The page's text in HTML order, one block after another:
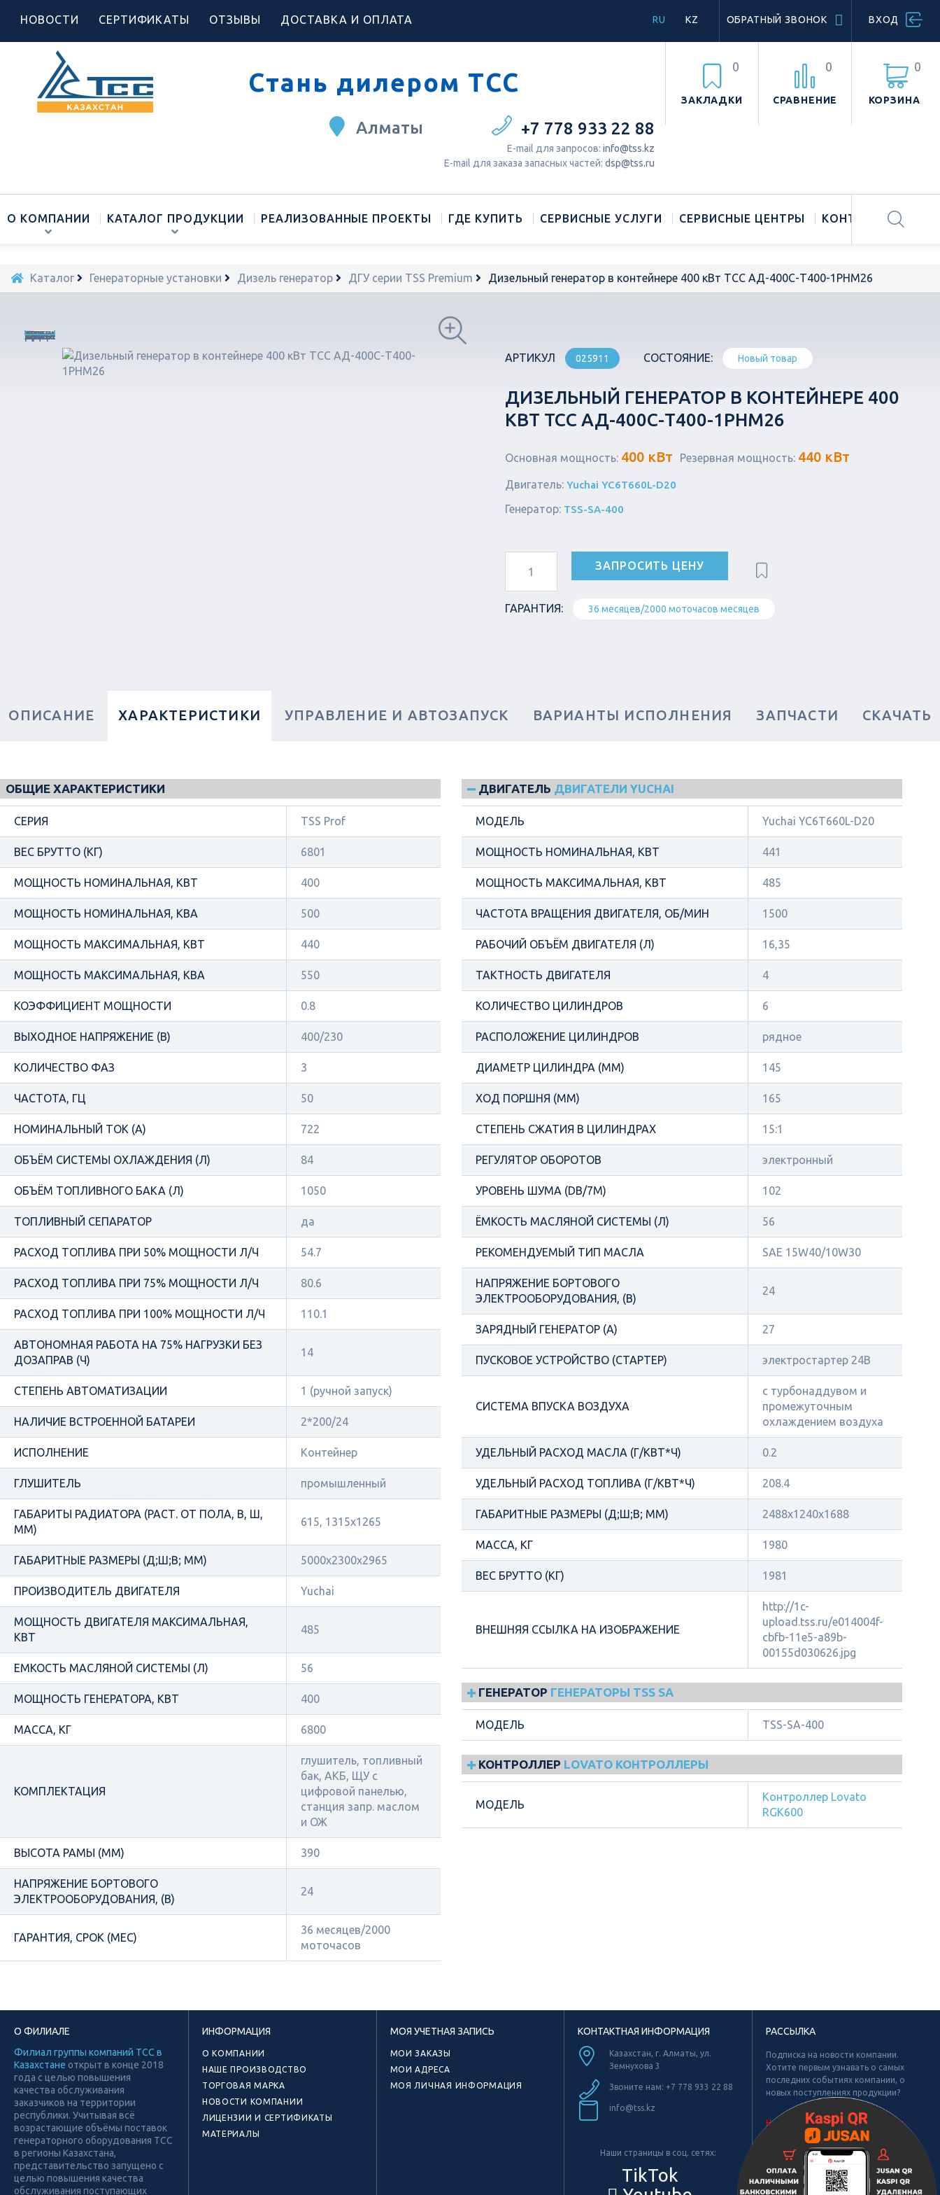
НОВОСТИ СЕРТИФИКАТЫ ОТЗЫВЫ ДОСТАВКА И ОПЛАТА ВХОД
ОБРАТНЫЙ ЗВОНОК
RU KZ
Стань дилером ТСС
КОРЗИНА
0
ЗАКЛАДКИ
0
СРАВНЕНИЕ
0
+7 778 933 22 88
Е-mail для запросов: info@tss.kz
Е-mail для заказа запасных частей: dsp@tss.ru
Алматы
О КОМПАНИИ КАТАЛОГ ПРОДУКЦИИ РЕАЛИЗОВАННЫЕ ПРОЕКТЫ ГДЕ КУПИТЬ СЕРВИСНЫЕ УСЛУГИ СЕРВИСНЫЕ ЦЕНТРЫ КОНТАКТЫ
Каталог Генераторные установки Дизель генератор ДГУ серии TSS Premium Дизельный генератор в контейнере 400 кВт ТСС АД-400С-Т400-1РНМ26
АРТИКУЛ 025911 СОСТОЯНИЕ: Новый товар
ДИЗЕЛЬНЫЙ ГЕНЕРАТОР В КОНТЕЙНЕРЕ 400
КВТ ТСС АД-400С-Т400-1РНМ26
Основная мощность: 400 кВт Резервная мощность: 440 кВт
Двигатель: Yuchai YC6T660L-D20
Генератор: TSS-SA-400
ЗАПРОСИТЬ ЦЕНУ
ГАРАНТИЯ: 36 месяцев/2000 моточасов месяцев
ОПИСАНИЕ ХАРАКТЕРИСТИКИ УПРАВЛЕНИЕ И АВТОЗАПУСК ВАРИАНТЫ ИСПОЛНЕНИЯ ЗАПЧАСТИ СКАЧАТЬ
ОБЩИЕ ХАРАКТЕРИСТИКИ
СЕРИЯ TSS Prof
ВЕС БРУТТО (КГ) 6801
МОЩНОСТЬ НОМИНАЛЬНАЯ, КВТ 400
МОЩНОСТЬ НОМИНАЛЬНАЯ, КВА 500
МОЩНОСТЬ МАКСИМАЛЬНАЯ, КВТ 440
МОЩНОСТЬ МАКСИМАЛЬНАЯ, КВА 550
КОЭФФИЦИЕНТ МОЩНОСТИ 0.8
ВЫХОДНОЕ НАПРЯЖЕНИЕ (В) 400/230
КОЛИЧЕСТВО ФАЗ 3
ЧАСТОТА, ГЦ 50
НОМИНАЛЬНЫЙ ТОК (А) 722
ОБЪЁМ СИСТЕМЫ ОХЛАЖДЕНИЯ (Л) 84
ОБЪЁМ ТОПЛИВНОГО БАКА (Л) 1050
ТОПЛИВНЫЙ СЕПАРАТОР да
РАСХОД ТОПЛИВА ПРИ 50% МОЩНОСТИ Л/Ч 54.7
РАСХОД ТОПЛИВА ПРИ 75% МОЩНОСТИ Л/Ч 80.6
РАСХОД ТОПЛИВА ПРИ 100% МОЩНОСТИ Л/Ч 110.1
АВТОНОМНАЯ РАБОТА НА 75% НАГРУЗКИ БЕЗ
ДОЗАПРАВ (Ч)
14
СТЕПЕНЬ АВТОМАТИЗАЦИИ 1 (ручной запуск)
НАЛИЧИЕ ВСТРОЕННОЙ БАТАРЕИ 2*200/24
ИСПОЛНЕНИЕ Контейнер
ГЛУШИТЕЛЬ промышленный
ГАБАРИТЫ РАДИАТОРА (РАСТ. ОТ ПОЛА, В, Ш,
ММ)
615, 1315х1265
ГАБАРИТНЫЕ РАЗМЕРЫ (Д;Ш;В; ММ) 5000x2300x2965
ПРОИЗВОДИТЕЛЬ ДВИГАТЕЛЯ Yuchai
МОЩНОСТЬ ДВИГАТЕЛЯ МАКСИМАЛЬНАЯ,
КВТ
485
ЕМКОСТЬ МАСЛЯНОЙ СИСТЕМЫ (Л) 56
МОЩНОСТЬ ГЕНЕРАТОРА, КВТ 400
МАССА, КГ 6800
КОМПЛЕКТАЦИЯ
глушитель, топливный
бак, АКБ, ЩУ с
цифровой панелью,
станция запр. маслом
и ОЖ
ВЫСОТА РАМЫ (ММ) 390
НАПРЯЖЕНИЕ БОРТОВОГО
ЭЛЕКТРООБОРУДОВАНИЯ, (В)
24
ГАРАНТИЯ, СРОК (МЕС)
36 месяцев/2000
моточасов
ДВИГАТЕЛЬ ДВИГАТЕЛИ YUCHAI
МОДЕЛЬ Yuchai YC6T660L-D20
МОЩНОСТЬ НОМИНАЛЬНАЯ, КВТ 441
МОЩНОСТЬ МАКСИМАЛЬНАЯ, КВТ 485
ЧАСТОТА ВРАЩЕНИЯ ДВИГАТЕЛЯ, ОБ/МИН 1500
РАБОЧИЙ ОБЪЁМ ДВИГАТЕЛЯ (Л) 16,35
ТАКТНОСТЬ ДВИГАТЕЛЯ 4
КОЛИЧЕСТВО ЦИЛИНДРОВ 6
РАСПОЛОЖЕНИЕ ЦИЛИНДРОВ рядное
ДИАМЕТР ЦИЛИНДРА (ММ) 145
ХОД ПОРШНЯ (ММ) 165
СТЕПЕНЬ СЖАТИЯ В ЦИЛИНДРАХ 15:1
РЕГУЛЯТОР ОБОРОТОВ электронный
УРОВЕНЬ ШУМА (DB/7М) 102
ЁМКОСТЬ МАСЛЯНОЙ СИСТЕМЫ (Л) 56
РЕКОМЕНДУЕМЫЙ ТИП МАСЛА SAE 15W40/10W30
НАПРЯЖЕНИЕ БОРТОВОГО
ЭЛЕКТРООБОРУДОВАНИЯ, (В)
24
ЗАРЯДНЫЙ ГЕНЕРАТОР (А) 27
ПУСКОВОЕ УСТРОЙСТВО (СТАРТЕР) электростартер 24В
СИСТЕМА ВПУСКА ВОЗДУХА
с турбонаддувом и
промежуточным
охлаждением воздуха
УДЕЛЬНЫЙ РАСХОД МАСЛА (Г/КВТ*Ч) 0.2
УДЕЛЬНЫЙ РАСХОД ТОПЛИВА (Г/КВТ*Ч) 208.4
ГАБАРИТНЫЕ РАЗМЕРЫ (Д;Ш;В; ММ) 2488x1240x1688
МАССА, КГ 1980
ВЕС БРУТТО (КГ) 1981
ВНЕШНЯЯ ССЫЛКА НА ИЗОБРАЖЕНИЕ
http://1c-
upload.tss.ru/e014004f-
cbfb-11e5-a89b-
00155d030626.jpg
ГЕНЕРАТОР ГЕНЕРАТОРЫ TSS SA
МОДЕЛЬ TSS-SA-400
КОНТРОЛЛЕР LOVATO КОНТРОЛЛЕРЫ
МОДЕЛЬ
Контроллер Lovato
RGK600
О ФИЛИАЛЕ
Филиал группы компаний ТСС в
Казахстане открыт в конце 2018
года с целью повышения
качества обслуживания
заказчиков на территории
республики. Учитывая всё
возрастающие объёмы поставок
генераторного оборудования ТСС
в регионы Казахстана,
представительство запущено с
целью повышения качества
обслуживания поступающих
ИНФОРМАЦИЯ
О КОМПАНИИ
НАШЕ ПРОИЗВОДСТВО
ТОРГОВАЯ МАРКА
НОВОСТИ КОМПАНИИ
ЛИЦЕНЗИИ И СЕРТИФИКАТЫ
МАТЕРИАЛЫ
МОЯ УЧЕТНАЯ ЗАПИСЬ
МОИ ЗАКАЗЫ
МОИ АДРЕСА
МОЯ ЛИЧНАЯ ИНФОРМАЦИЯ
КОНТАКТНАЯ ИНФОРМАЦИЯ
Казахстан, г. Алматы, ул.
Земнухова 3
Звоните нам: +7 778 933 22 88
info@tss.kz
Наши страницы в соц. сетях:
TikTok
РАССЫЛКА
Подписка на новости компании.
Хотите первым узнавать о самых
последних событиях компании, о
новых поступлениях продукции?
Не найдено рубрик для подписки.